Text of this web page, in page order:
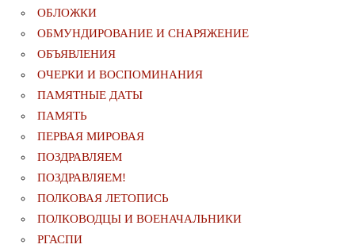
ОБЛОЖКИ
ОБМУНДИРОВАНИЕ И СНАРЯЖЕНИЕ
ОБЪЯВЛЕНИЯ
ОЧЕРКИ И ВОСПОМИНАНИЯ
ПАМЯТНЫЕ ДАТЫ
ПАМЯТЬ
ПЕРВАЯ МИРОВАЯ
ПОЗДРАВЛЯЕМ
ПОЗДРАВЛЯЕМ!
ПОЛКОВАЯ ЛЕТОПИСЬ
ПОЛКОВОДЦЫ И ВОЕНАЧАЛЬНИКИ
РГАСПИ